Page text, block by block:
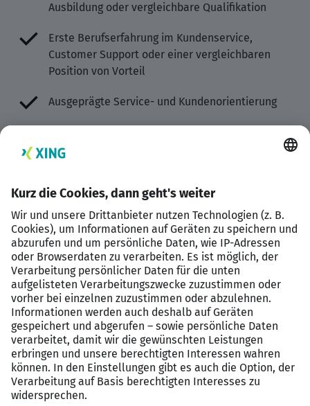
Ausbildung oder vergleichbare Qualifikation
Erste Berufserfahrung im Kundenservice,
Customer Support oder einer vergleichbaren
Position von Vorteil
Ausgeprägte Service- und Kundenorientierung
professionelles Auftreten
lösungsorientierte Arbeitsweise
Sicherer Umgang mit den gängigen MS-Office-
Anwendungen
Gute Deutschkenntnisse in Wort und Schrift,
weitere Sprachkenntnisse von Vorteil
Teamfähigkeit und hohe Einsatzbereitschaft
Vergütungspaket
Unbefristete Festanstellung in einem
zukunftssicheren Unternehmen